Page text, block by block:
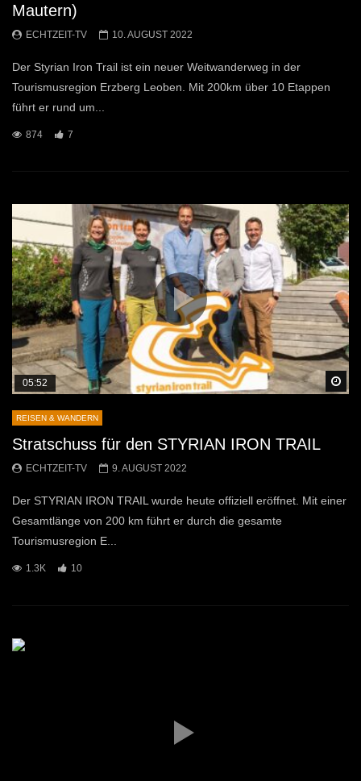
Mautern)
ECHTZEIT-TV 10. AUGUST 2022
Der Styrian Iron Trail ist ein neuer Weitwanderweg in der
Tourismusregion Erzberg Leoben. Mit 200km über 10 Etappen
führt er rund um...
874 7
05:52
REISEN & WANDERN
Stratschuss für den STYRIAN IRON TRAIL
ECHTZEIT-TV 9. AUGUST 2022
Der STYRIAN IRON TRAIL wurde heute offiziell eröffnet. Mit einer
Gesamtlänge von 200 km führt er durch die gesamte
Tourismusregion E...
1.3K 10